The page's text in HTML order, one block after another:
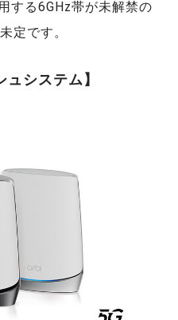
する6GHz帯が未解禁の
定です。
ュシステム】